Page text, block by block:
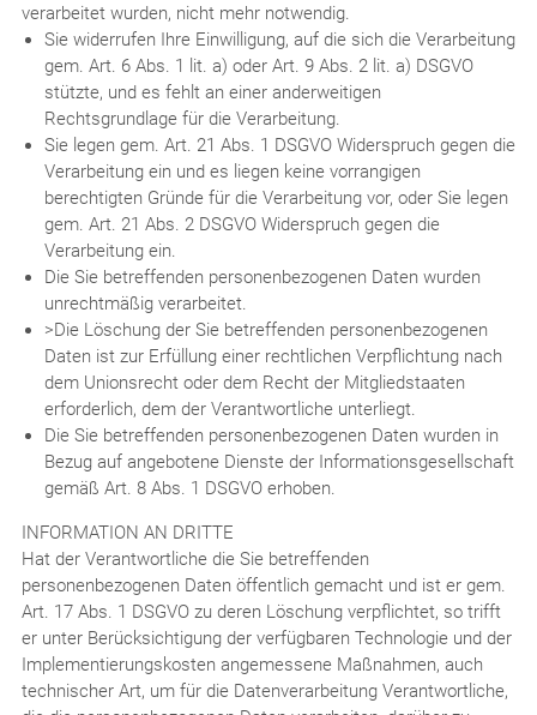
verarbeitet wurden, nicht mehr notwendig.
Sie widerrufen Ihre Einwilligung, auf die sich die Verarbeitung
gem. Art. 6 Abs. 1 lit. a) oder Art. 9 Abs. 2 lit. a) DSGVO
stützte, und es fehlt an einer anderweitigen
Rechtsgrundlage für die Verarbeitung.
Sie legen gem. Art. 21 Abs. 1 DSGVO Widerspruch gegen die
Verarbeitung ein und es liegen keine vorrangigen
berechtigten Gründe für die Verarbeitung vor, oder Sie legen
gem. Art. 21 Abs. 2 DSGVO Widerspruch gegen die
Verarbeitung ein.
Die Sie betreffenden personenbezogenen Daten wurden
unrechtmäßig verarbeitet.
>Die Löschung der Sie betreffenden personenbezogenen
Daten ist zur Erfüllung einer rechtlichen Verpflichtung nach
dem Unionsrecht oder dem Recht der Mitgliedstaaten
erforderlich, dem der Verantwortliche unterliegt.
Die Sie betreffenden personenbezogenen Daten wurden in
Bezug auf angebotene Dienste der Informationsgesellschaft
gemäß Art. 8 Abs. 1 DSGVO erhoben.
INFORMATION AN DRITTE
Hat der Verantwortliche die Sie betreffenden
personenbezogenen Daten öffentlich gemacht und ist er gem.
Art. 17 Abs. 1 DSGVO zu deren Löschung verpflichtet, so trifft
er unter Berücksichtigung der verfügbaren Technologie und der
Implementierungskosten angemessene Maßnahmen, auch
technischer Art, um für die Datenverarbeitung Verantwortliche,